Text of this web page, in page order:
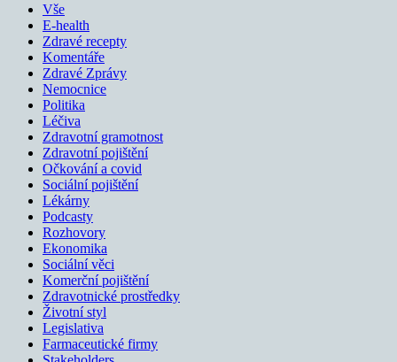
Vše
E-health
Zdravé recepty
Komentáře
Zdravé Zprávy
Nemocnice
Politika
Léčiva
Zdravotní gramotnost
Zdravotní pojištění
Očkování a covid
Sociální pojištění
Lékárny
Podcasty
Rozhovory
Ekonomika
Sociální věci
Komerční pojištění
Zdravotnické prostředky
Životní styl
Legislativa
Farmaceutické firmy